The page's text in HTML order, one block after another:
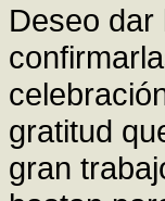
Deseo
gratitud
gran